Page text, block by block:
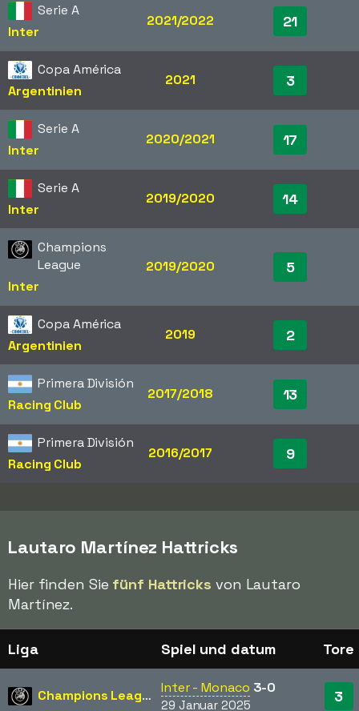
Serie A
Inter
2021/2022 21
Copa América
Argentinien
2021 3
Serie A
Inter
2020/2021 17
Serie A
Inter
2019/2020 14
Champions
League
Inter
2019/2020 5
Copa América
Argentinien
2019 2
Primera División
Racing Club
2017/2018 13
Primera División
Racing Club
2016/2017 9
Lautaro Martínez Hattricks
Hier finden Sie fünf Hattricks von Lautaro
Martínez.
Liga Spiel und datum Tore
Champions League Inter - Monaco 3-0
29 Januar 2025 3